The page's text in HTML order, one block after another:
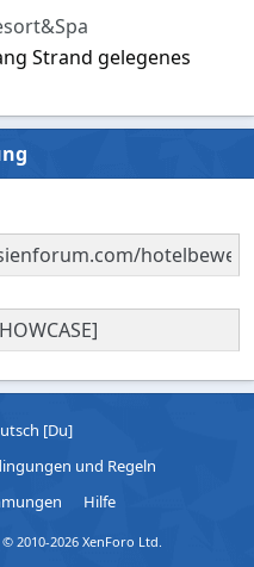
Strand gelegenes
[Du]
und Regeln
Hilfe
2010-2026 XenForo Ltd.